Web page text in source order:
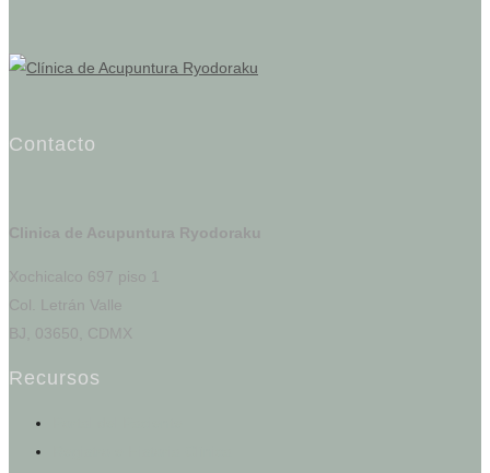
Contacto
Clinica de Acupuntura Ryodoraku
Xochicalco 697 piso 1
Col. Letrán Valle
BJ, 03650, CDMX
Recursos